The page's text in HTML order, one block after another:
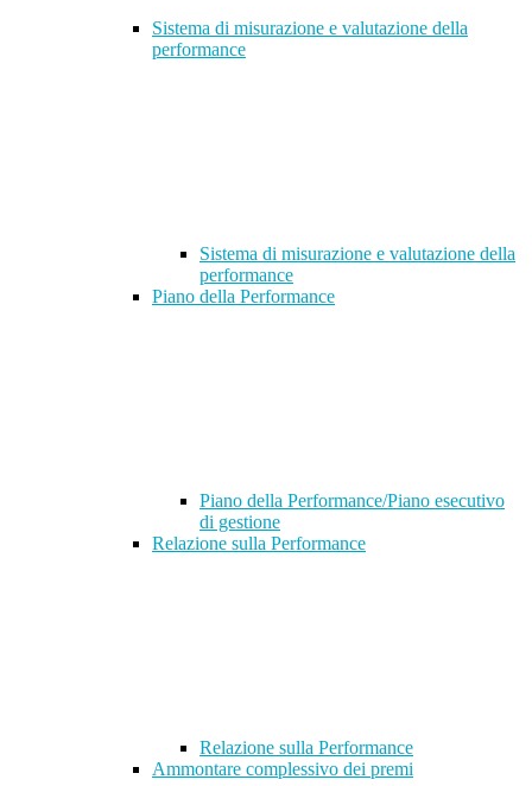
Sistema di misurazione e valutazione della
performance
Sistema di misurazione e valutazione della
performance
Piano della Performance
Piano della Performance/Piano esecutivo
di gestione
Relazione sulla Performance
Relazione sulla Performance
Ammontare complessivo dei premi